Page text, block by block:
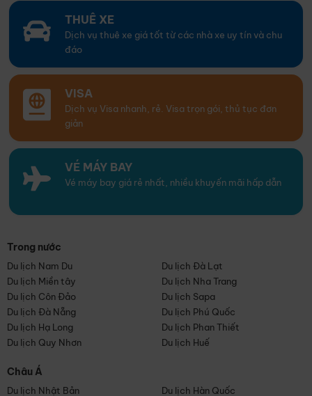
THUÊ XE
Dịch vụ thuê xe giá tốt từ các nhà xe uy tín và chu
đáo
VISA
Dịch vụ Visa nhanh, rẻ. Visa trọn gói, thủ tục đơn
giản
VÉ MÁY BAY
Vé máy bay giá rẻ nhất, nhiều khuyến mãi hấp dẫn
Trong nước
Du lịch Nam Du
Du lịch Đà Lạt
Du lịch Miền tây
Du lịch Nha Trang
Du lịch Côn Đảo
Du lịch Sapa
Du lịch Đà Nẵng
Du lịch Phú Quốc
Du lịch Hạ Long
Du lịch Phan Thiết
Du lịch Quy Nhơn
Du lịch Huế
Châu Á
Du lịch Nhật Bản
Du lịch Hàn Quốc